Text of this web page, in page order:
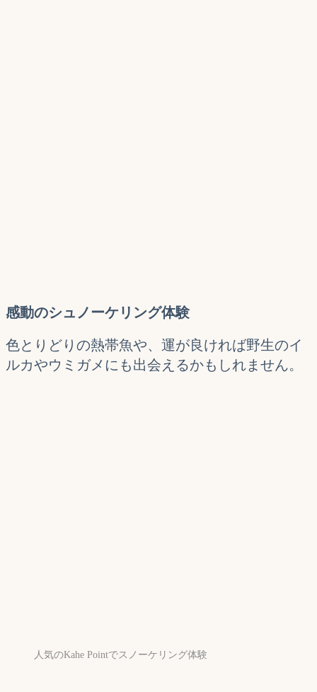
感動のシュノーケリング体験
色とりどりの熱帯魚や、運が良ければ野生のイ
ルカやウミガメにも出会えるかもしれません。
人気のKahe Pointでスノーケリング体験